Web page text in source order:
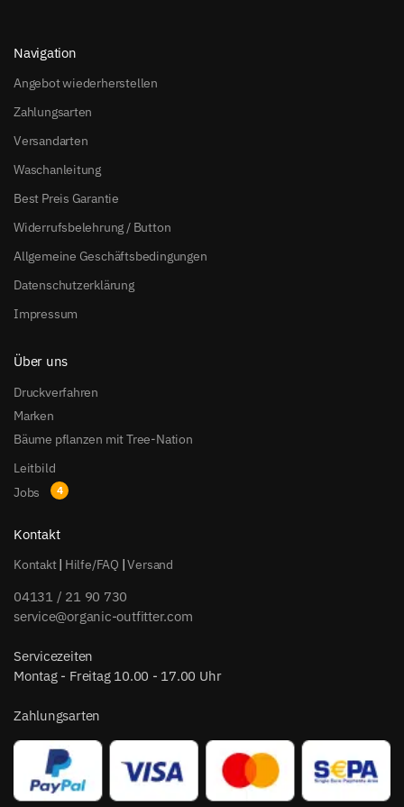
Navigation
Angebot wiederherstellen
Zahlungsarten
Versandarten
Waschanleitung
Best Preis Garantie
Widerrufsbelehrung / Button
Allgemeine Geschäftsbedingungen
Datenschutzerklärung
Impressum
Über uns
Druckverfahren
Marken
Bäume pflanzen mit Tree-Nation
Leitbild
Jobs
Kontakt
Kontakt| Hilfe/FAQ |Versand
04131 / 21 90 730
service@organic-outfitter.com
Servicezeiten
Montag - Freitag 10.00 - 17.00 Uhr
Zahlungsarten